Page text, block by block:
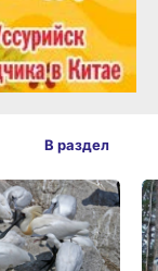
В раздел